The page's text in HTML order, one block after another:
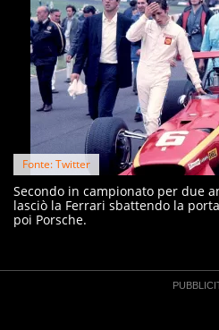
Fonte: Twitter
Secondo in campionato per due
lasciò la Ferrari sbattendo la
poi Porsche.